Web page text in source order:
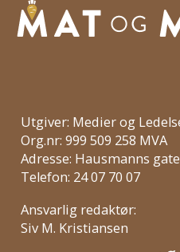
Utgiver: Medier og
Org.nr: 999 509 258 MVA
Adresse: Hausmanns
Telefon: 24 07 70 07
Ansvarlig redaktør:
Siv M. Kristiansen